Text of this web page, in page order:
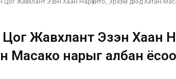
Жавхлант Эзэн Хаан
Масако нарыг албан